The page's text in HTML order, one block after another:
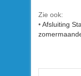
Zie ook:
•Afsluiting